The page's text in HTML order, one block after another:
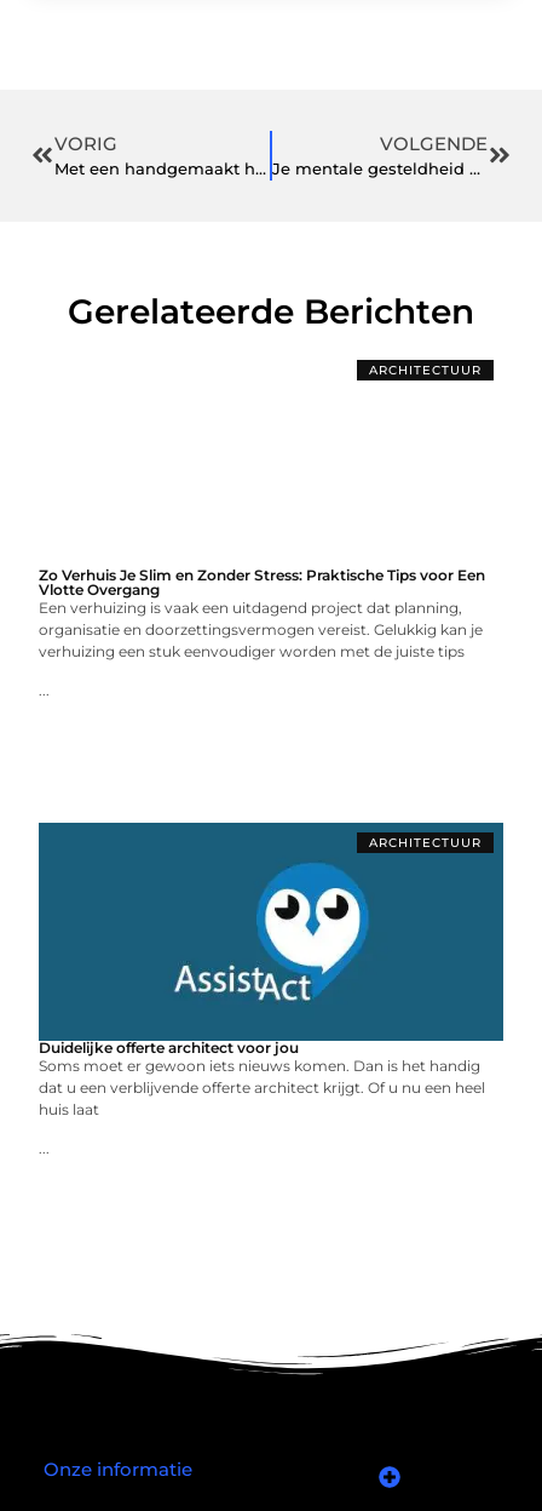
VORIG
Met een handgemaakt houten naambord kunt u alle kanten op
VOLGENDE
Je mentale gesteldheid verbeteren? Probeer dit!
Gerelateerde Berichten
ARCHITECTUUR
Zo Verhuis Je Slim en Zonder Stress: Praktische Tips voor Een
Vlotte Overgang
Een verhuizing is vaak een uitdagend project dat planning,
organisatie en doorzettingsvermogen vereist. Gelukkig kan je
verhuizing een stuk eenvoudiger worden met de juiste tips
...
ARCHITECTUUR
Duidelijke offerte architect voor jou
Soms moet er gewoon iets nieuws komen. Dan is het handig
dat u een verblijvende offerte architect krijgt. Of u nu een heel
huis laat
...
Onze informatie